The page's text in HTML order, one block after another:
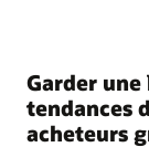
Garder
tendances
acheteurs